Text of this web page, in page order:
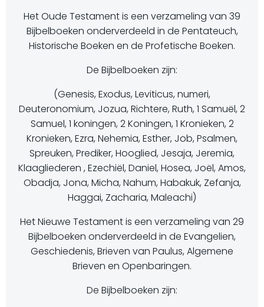
Het Oude Testament is een verzameling van 39
Bijbelboeken onderverdeeld in de Pentateuch,
Historische Boeken en de Profetische Boeken.
De Bijbelboeken zijn:
(Genesis, Exodus, Leviticus, numeri,
Deuteronomium, Jozua, Richtere, Ruth, 1 Samuël, 2
Samuel, 1 koningen, 2 Koningen, 1 Kronieken, 2
Kronieken, Ezra, Nehemia, Esther, Job, Psalmen,
Spreuken, Prediker, Hooglied, Jesaja, Jeremia,
Klaagliederen , Ezechiël, Daniel, Hosea, Joël, Amos,
Obadja, Jona, Micha, Nahum, Habakuk, Zefanja,
Haggai, Zacharia, Maleachi)
Het Nieuwe Testament is een verzameling van 29
Bijbelboeken onderverdeeld in de Evangelien,
Geschiedenis, Brieven van Paulus, Algemene
Brieven en Openbaringen.
De Bijbelboeken zijn: